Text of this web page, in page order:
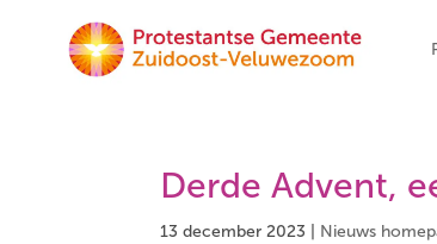
Derde Advent,
13 december 2023 Nieuws